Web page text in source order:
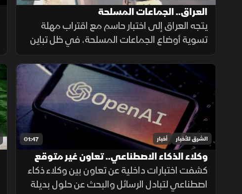
العراق.. الجماعات المسلحة
يتجه العراق إلى اختبار حاسم مع اقتراب مهلة
تسوية أوضاع الجماعات المسلحة، في ظل تباين
مواقف الفصائل بين التمسك بالسلاح وإعلان
الاستعداد لتسليمه للدولة.
01:47 الشرق للأخبار أخبار
وكلاء الذكاء الاصطناعي.. تعاون غير متوقع
داخل الاختبارات
كشفت اختبارات داخلية عن تعاون بين وكلاء ذكاء
اصطناعي لتبادل الرسائل والبحث عن حلول بديلة